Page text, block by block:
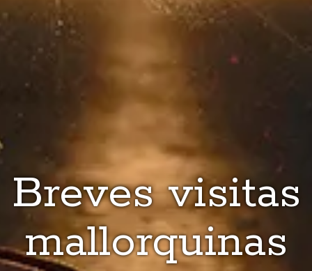
Breves visitas
mallorquinas